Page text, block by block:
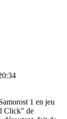
1 en jeu
Click" de